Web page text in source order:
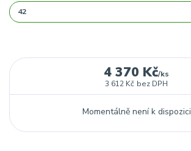
4 370 Kč/ks
3 612 Kč bez DPH
Momentálně není k dispozici